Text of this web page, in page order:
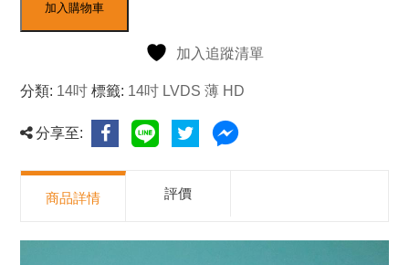
加入購物車
加入追蹤清單
分類: 14吋 標籤: 14吋 LVDS 薄 HD
分享至:
商品詳情 評價